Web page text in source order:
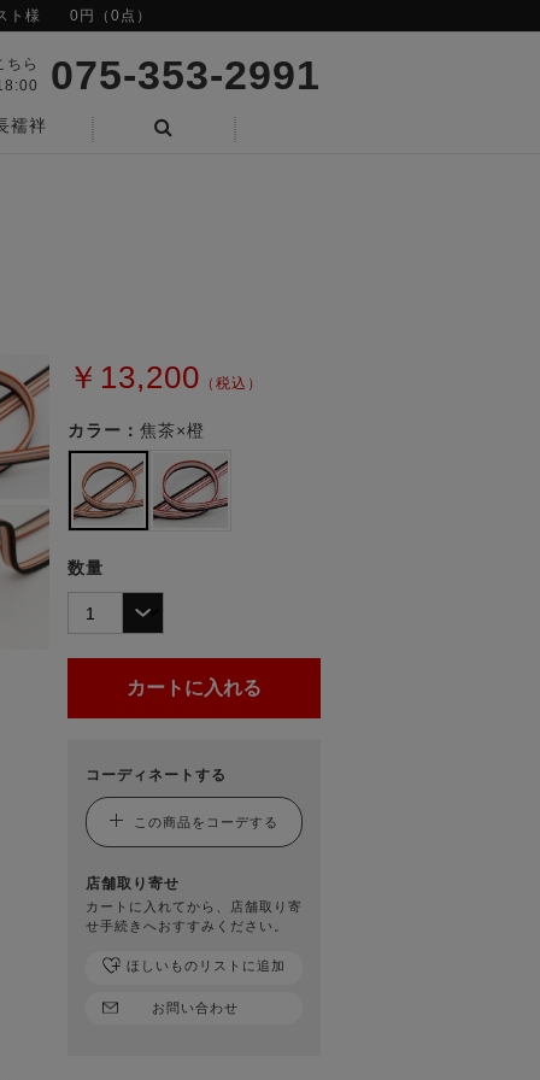
ト様 0円（0点）
ちら
075-353-2991
襦袢
￥13,200 （税込）
カラー： 焦茶×橙
数量
コーディネートする
この商品をコーデする
店舗取り寄せ
カートに入れてから、店舗取り寄
せ手続きへおすすみください。
お問い合わせ
ほしいものリストに追加